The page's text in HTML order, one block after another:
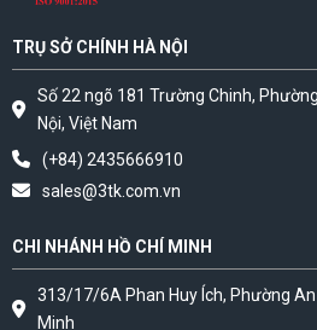
TRỤ SỞ CHÍNH HÀ NỘI
Số 22 ngõ 181 Trường Chinh,
Nội, Việt Nam
(+84) 2435666910
sales@3tk.com.vn
CHI NHÁNH HỒ CHÍ MINH
313/17/6A Phan Huy Ích, Phường An
Minh